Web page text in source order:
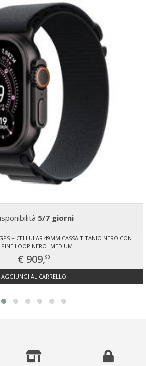
5/7 giorni
+ CELLULAR 49MM CASSA TITANIO NERO CON
LOOP NERO- MEDIUM
€ 909,90
AGGIUNGI AL CARRELLO